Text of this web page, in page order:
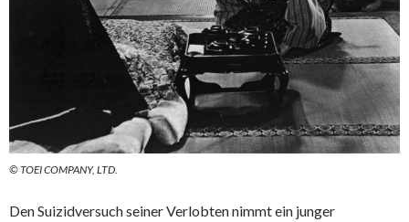
© TOEI COMPANY, LTD.
Den Suizidversuch seiner Verlobten nimmt ein junger